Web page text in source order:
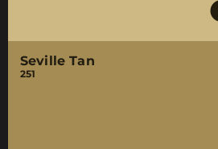
Seville Tan
251